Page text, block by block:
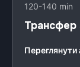
120-140 min
Трансфер
Переглянути